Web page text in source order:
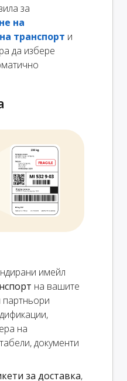
за
на
транспорт и
да избере
имейл
на вашите
партньори
на
документи
за доставка,